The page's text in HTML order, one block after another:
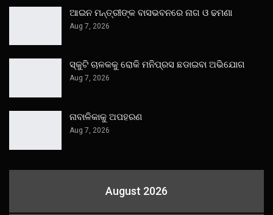
ଆଇନ ମନ୍ତ୍ରୀଙ୍କ ବାସଭବନରେ ନାଗ ଓ ଢମଣା
Aug 7, 2026
ସ୍କୁଟି ଚାଳକକୁ ରୋକି ମନିପ୍ରସ ଛଡାଇବା ଅଭିଯୋଗ
Aug 7, 2026
ନାବାଳିକାକୁ ଅପହରଣ
Aug 7, 2026
August 2026